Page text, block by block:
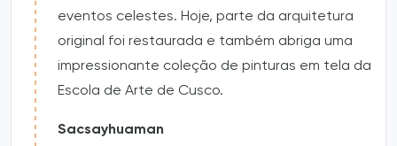
eventos celestes. Hoje, parte da arquitetura
original foi restaurada e também abriga uma
impressionante coleção de pinturas em tela da
Escola de Arte de Cusco.
Sacsayhuaman